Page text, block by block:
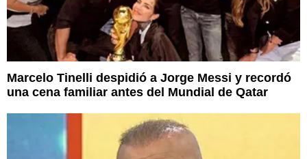
Marcelo Tinelli despidió a Jorge Messi y recordó
una cena familiar antes del Mundial de Qatar